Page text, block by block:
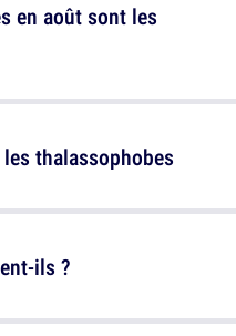
en août sont les
ils ?
thalassophobes